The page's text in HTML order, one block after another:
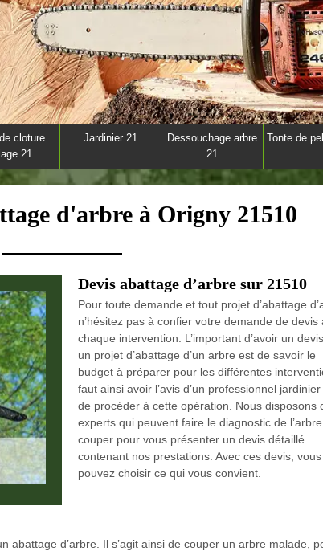
cloture
21
Jardinier 21
Dessouchage arbre
21
Tonte de
d'arbre à Origny 21510
Devis abattage d’arbre sur 21510
Pour toute demande et tout projet d’abattage
n’hésitez pas à confier votre demande de devis
chaque intervention. L’important d’avoir un
un projet d’abattage d’un arbre est de savoir le
budget à préparer pour les différentes
faut ainsi avoir l’avis d’un professionnel
de procéder à cette opération. Nous disposons
experts qui peuvent faire le diagnostic de
couper pour vous présenter un devis détaillé
contenant nos prestations. Avec ces devis, vous
pouvez choisir ce qui vous convient.
abattage d’arbre. Il s’agit ainsi de couper un arbre malade,